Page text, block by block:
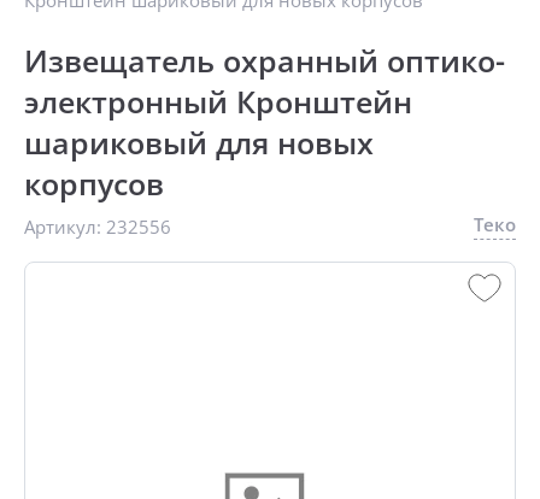
Извещатель охранный оптико-
электронный Кронштейн
шариковый для новых
корпусов
Артикул: 232556 Теко